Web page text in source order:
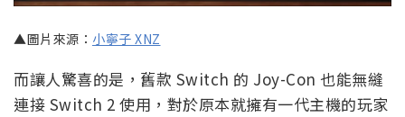
▲圖片來源： 小寧子 XNZ
而讓人驚喜的是，舊款 Switch 的 Joy-Con 也能無縫
連接 Switch 2 使用，對於原本就擁有一代主機的玩家